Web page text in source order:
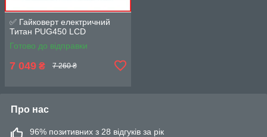
✅ Гайковерт електричний
Титан PUG450 LCD
Готово до відправки
7 049 ₴ 7 260 ₴
Про нас
96% позитивних з 28 відгуків за рік